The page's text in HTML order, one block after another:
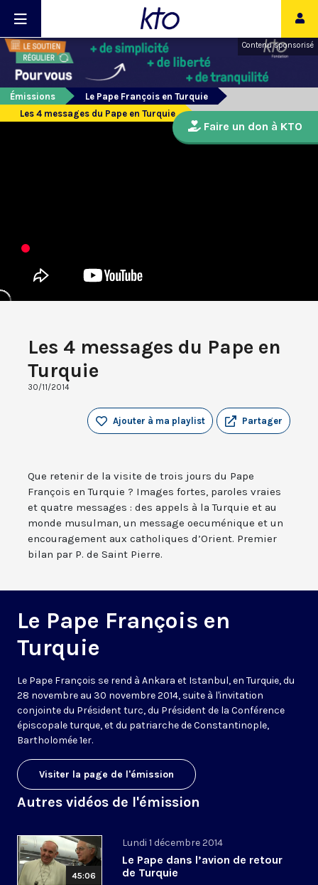
Contenu sponsorisé
Émissions
Le Pape François en Turquie
Les 4 messages du Pape en Turquie
Les 4 messages du Pape en
Turquie
30/11/2014
Partager
Ajouter à ma playlist
Que retenir de la visite de trois jours du Pape
François en Turquie ? Images fortes, paroles vraies
et quatre messages : des appels à la Turquie et au
monde musulman, un message oecuménique et un
encouragement aux catholiques d’Orient. Premier
bilan par P. de Saint Pierre.
Le Pape François en
Turquie
Le Pape François se rend à Ankara et Istanbul, en Turquie, du
28 novembre au 30 novembre 2014, suite à l'invitation
conjointe du Président turc, du Président de la Conférence
épiscopale turque, et du patriarche de Constantinople,
Bartholomée 1er.
Visiter la page de l'émission
Autres vidéos de l'émission
45:06
Lundi 1 décembre 2014
Le Pape dans l’avion de retour
de Turquie
Faire un don à KTO